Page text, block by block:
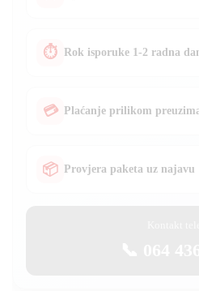
⏱ Rok isporuke 1-2 radna
💳 Plaćanje prilikom
📦 Provjera paketa uz najavu